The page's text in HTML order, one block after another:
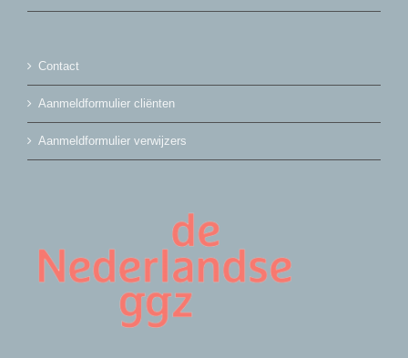
Contact
Aanmeldformulier cliënten
Aanmeldformulier verwijzers